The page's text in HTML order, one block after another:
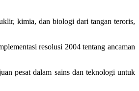
kimia, dan biologi dari tangan teroris,
resolusi 2004 tentang ancaman
pesat dalam sains dan teknologi untuk